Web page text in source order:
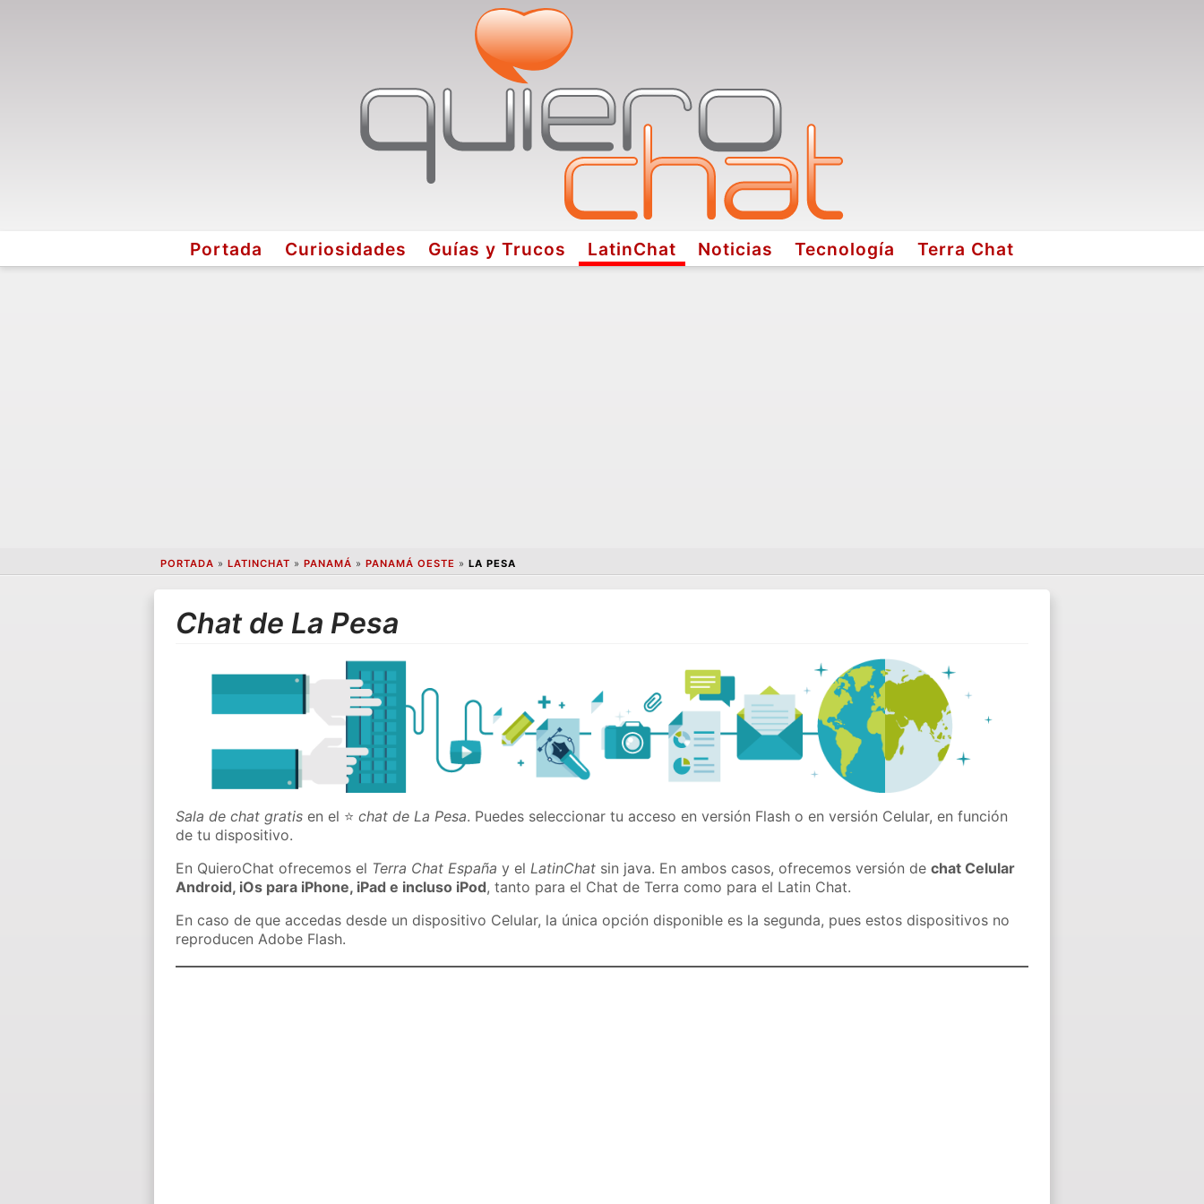
Portada Curiosidades Guías y Trucos LatinChat Noticias Tecnología Terra Chat
PORTADA » LATINCHAT » PANAMÁ » PANAMÁ OESTE » LA PESA
Chat de La Pesa
Sala de chat gratis en el ⭐chat de La Pesa. Puedes seleccionar tu acceso en versión Flash o en versión Celular, en función
de tu dispositivo.
En QuieroChat ofrecemos el Terra Chat España y elLatinChat sin java. En ambos casos, ofrecemos versión dechat Celular
Android, iOs para iPhone, iPad e incluso iPod, tanto para el Chat de Terra como para el Latin Chat.
En caso de que accedas desde un dispositivo Celular, la única opción disponible es la segunda, pues estos dispositivos no
reproducen Adobe Flash.